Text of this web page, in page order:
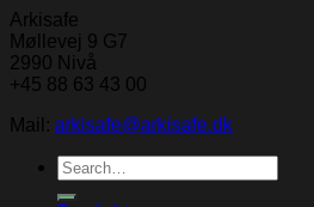
Arkisafe
Møllevej 9 G7
2990 Nivå
+45 88 63 43 00
Mail: arkisafe@arkisafe.dk
Search
for: